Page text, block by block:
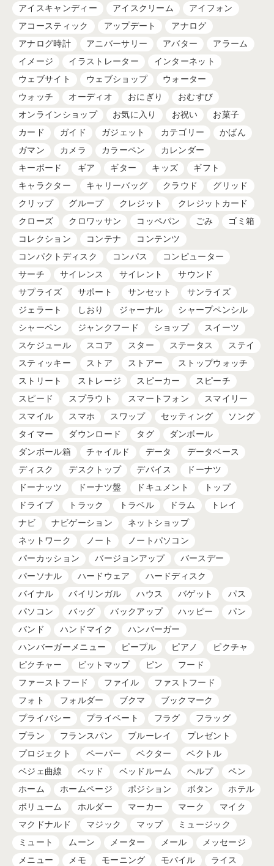
アイスキャンディー アイスクリーム
アイフォン
アコースティック
アップデート
アナログ
アナログ時計
アニバーサリー アバター
アラーム
イメージ
イラストレーター
インターネット
ウェブサイト
ウェブショップ
ウォーター
ウォッチ
オーディオ おにぎり
おむすび
オンラインショップ
お気に入り お祝い
お菓子
カード
ガイド ガジェット カテゴリー
かばん
ガマン
カメラ カラーペン
カレンダー
キーボード
ギア ギター キッズ
ギフト
キャラクター
キャリーバッグ クラウド
グリッド
クリップ
グループ クレジット
クレジットカード
クローズ
クロワッサン コッペパン ごみ
ゴミ箱
コレクション
コンテナ
コンテンツ
コンパクトディスク
コンパス
コンピューター
サーチ
サイレンス サイレント
サウンド
サプライズ
サポート サンセット
サンライズ
ジェラート
しおり ジャーナル
シャープペンシル
シャーペン
ジャンクフード ショップ
スイーツ
スケジュール
スコア スター ステータス
ステイ
スティッキー
ストア ストアー
ストップウォッチ
ストリート
ストレージ スピーカー
スピーチ
スピード
スプラウト スマートフォン
スマイリー
スマイル
スマホ スワップ セッティング
ソング
タイマー
ダウンロード タグ
ダンボール
ダンボール箱
チャイルド データ
データベース
ディスク
デスクトップ デバイス
ドーナツ
ドーナッツ
ドーナツ盤 ドキュメント
トップ
ドライブ
トラック トラベル ドラム
トレイ
ナビ
ナビゲーション
ネットショップ
ネットワーク
ノート
ノートパソコン
パーカッション
バージョンアップ
バースデー
パーソナル
ハードウェア
ハードディスク
バイナル
バイリンガル ハウス バゲット
パス
パソコン
バッグ バックアップ ハッピー
パン
バンド
ハンドマイク
ハンバーガー
ハンバーガーメニュー
ピープル ピアノ
ピクチャ
ピクチャー
ビットマップ ピン
フード
ファーストフード
ファイル
ファストフード
フォト
フォルダー ブクマ
ブックマーク
プライバシー
プライベート フラグ
フラッグ
プラン
フランスパン ブルーレイ
プレゼント
プロジェクト
ペーパー ベクター
ベクトル
ベジェ曲線
ベッド ベッドルーム ヘルプ
ペン
ホーム
ホームページ ポジション ボタン
ホテル
ボリューム
ホルダー マーカー マーク
マイク
マクドナルド
マジック マップ
ミュージック
ミュート
ムーン メーター メール
メッセージ
メニュー
メモ モーニング モバイル
ライス